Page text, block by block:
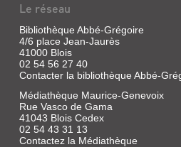
Le réseau
Bibliothèque Abbé-Grégoire
4/6 place Jean-Jaurès
41000 Blois
02 54 56 27 40
Contacter la bibliothèque Abbé-
Médiathèque Maurice-Genevoix
Rue Vasco de Gama
41043 Blois Cedex
02 54 43 31 13
Contactez la Médiathèque